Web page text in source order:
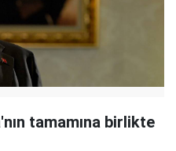
tamamına birlikte